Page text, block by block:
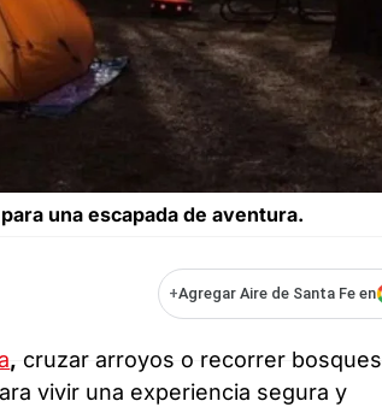
una escapada de aventura.
+Agregar Aire de Santa Fe en
, cruzar arroyos o recorrer bosques
vivir una experiencia segura y